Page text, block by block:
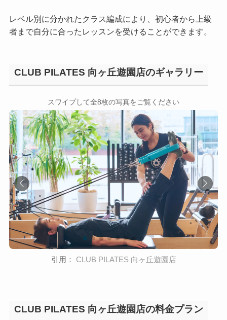
レベル別に分かれたクラス編成により、初心者から上級
者まで自分に合ったレッスンを受けることができます。
CLUB PILATES 向ヶ丘遊園店のギャラリー
スワイプして全8枚の写真をご覧ください
引用： CLUB PILATES 向ヶ丘遊園店
CLUB PILATES 向ヶ丘遊園店の料金プラン